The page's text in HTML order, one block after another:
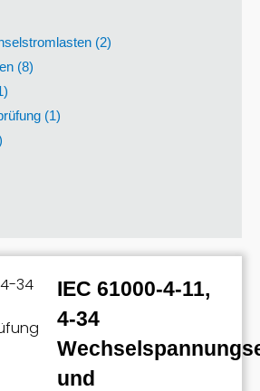
(2)
(8)
(1)
IEC 61000-4-11,
4-34
und